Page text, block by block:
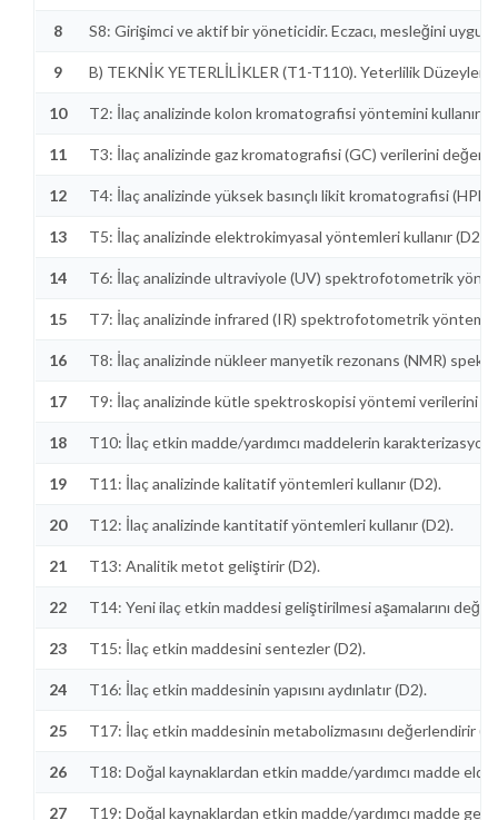
8 S8: Girişimci ve aktif bir yöneticidir. Eczacı, mesleğini
9 B) TEKNİK YETERLİLİKLER (T1-T110). Yeterlilik Düzeyleri
10 T2: İlaç analizinde kolon kromatografisi yöntemini kullanır
11 T3: İlaç analizinde gaz kromatografisi (GC) verilerini
12 T4: İlaç analizinde yüksek basınçlı likit kromatografisi
13 T5: İlaç analizinde elektrokimyasal yöntemleri kullanır (D2).
14 T6: İlaç analizinde ultraviyole (UV) spektrofotometrik
15 T7: İlaç analizinde infrared (IR) spektrofotometrik yöntemini
16 T8: İlaç analizinde nükleer manyetik rezonans (NMR)
17 T9: İlaç analizinde kütle spektroskopisi yöntemi verilerini
18 T10: İlaç etkin madde/yardımcı maddelerin karakterizasyon
19 T11: İlaç analizinde kalitatif yöntemleri kullanır (D2).
20 T12: İlaç analizinde kantitatif yöntemleri kullanır (D2).
21 T13: Analitik metot geliştirir (D2).
22 T14: Yeni ilaç etkin maddesi geliştirilmesi aşamalarını
23 T15: İlaç etkin maddesini sentezler (D2).
24 T16: İlaç etkin maddesinin yapısını aydınlatır (D2).
25 T17: İlaç etkin maddesinin metabolizmasını değerlendirir
26 T18: Doğal kaynaklardan etkin madde/yardımcı madde elde
27 T19: Doğal kaynaklardan etkin madde/yardımcı madde